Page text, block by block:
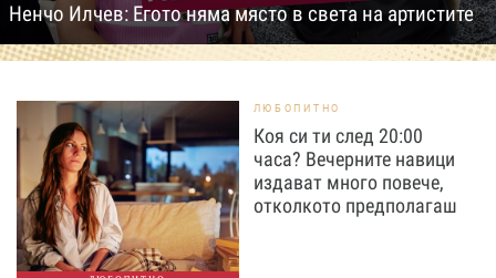
Ненчо Илчев: Егото няма място в света на артистите
ЛЮБОПИТНО
Коя си ти след 20:00
часа? Вечерните навици
издават много повече,
отколкото предполагаш